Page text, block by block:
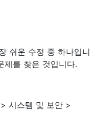
쉬운 수정 중 하나입니
제를 찾은 것입니다.
시스템 및 보안 >